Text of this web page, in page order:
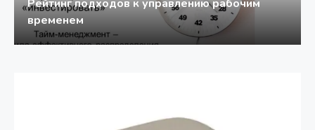
Рейтинг подходов к управлению рабочим
временем